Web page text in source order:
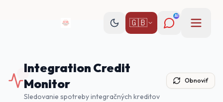
🇬🇧
AI
Integration Credit
Monitor
Sledovanie spotreby integračných kreditov
Obnoviť